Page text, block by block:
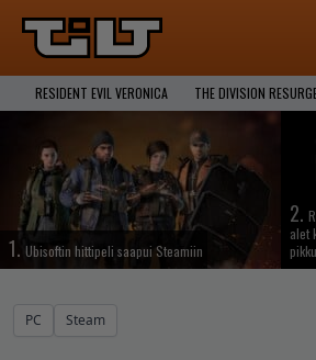
RESIDENT EVIL VERONICA THE DIVISION
1. Ubisoftin hittipeli saapui Steamiin
2.
alet
PC Steam